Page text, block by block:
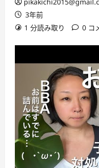
3年前
1 分読み取り
0 コ